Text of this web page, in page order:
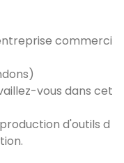
commerci
vous dans cet
d'outils d